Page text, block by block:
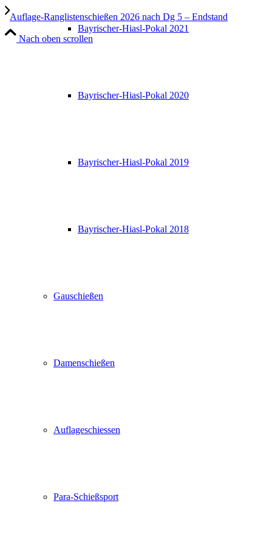
Bayrischer-Hiasl-Pokal 2021
Bayrischer-Hiasl-Pokal 2020
Bayrischer-Hiasl-Pokal 2019
Bayrischer-Hiasl-Pokal 2018
Gauschießen
Damenschießen
Auflageschiessen
Para-Schießsport
Auflage-Ranglistenschießen 2026 nach Dg 5 – Endstand
Nach oben scrollen